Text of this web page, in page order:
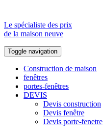
Le spécialiste des prix
de la maison neuve
Toggle navigation
Construction de maison
fenêtres
portes-fenêtres
DEVIS
Devis construction
Devis fenêtre
Devis porte-fenetre